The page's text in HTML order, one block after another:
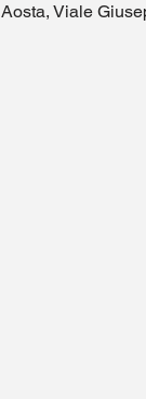
Aosta, Viale